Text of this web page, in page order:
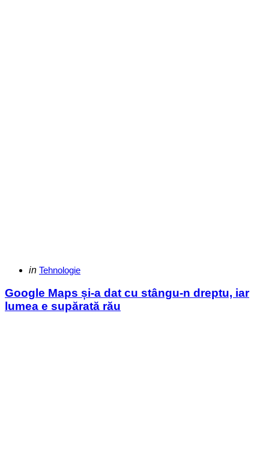
Categories
Posted
in Tehnologie
Google Maps și-a dat cu stângu-n dreptu, iar
lumea e supărată rău